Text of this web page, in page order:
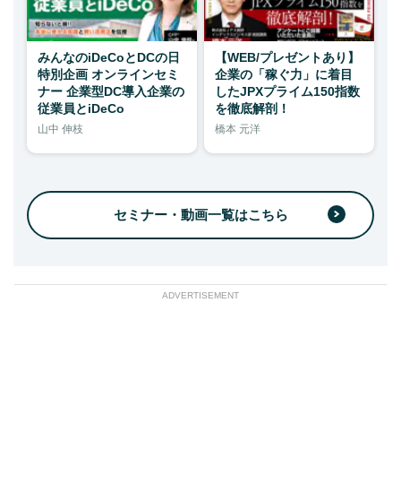
みんなのiDeCoとDCの日
特別企画 オンラインセミ
ナー 企業型DC導入企業の
従業員とiDeCo
山中 伸枝
【WEB/プレゼントあり】
企業の「稼ぐ力」に着目
したJPXプライム150指数
を徹底解剖！
橋本 元洋
セミナー・動画一覧はこちら
ADVERTISEMENT